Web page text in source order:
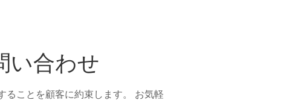
い合わせ
ることを顧客に約束します。 お気軽